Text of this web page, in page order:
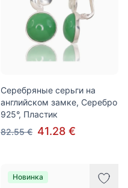
Серебряные серьги на
английском замке, Серебро
925°, Пластик
82.55 € 41.28 €
Новинка